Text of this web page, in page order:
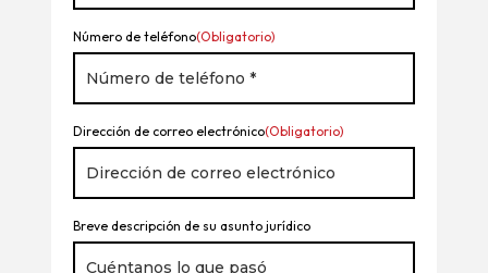
Número de teléfono(Obligatorio)
Dirección de correo electrónico(Obligatorio)
Breve descripción de su asunto jurídico